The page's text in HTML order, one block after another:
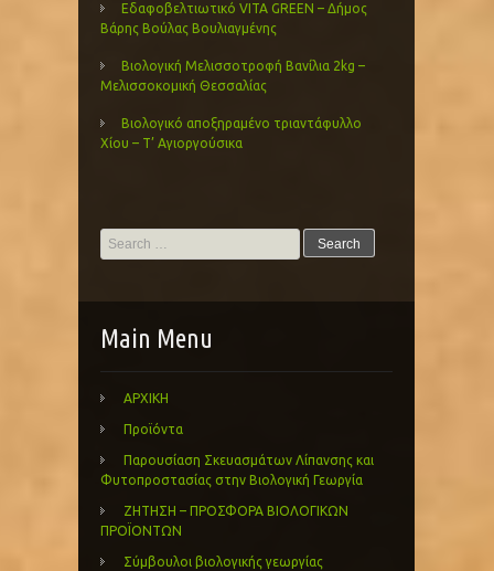
Εδαφοβελτιωτικό VITA GREEN – Δήμος
Βάρης Βούλας Βουλιαγμένης
Βιολογική Μελισσοτροφή Βανίλια 2kg –
Μελισσοκομική Θεσσαλίας
Βιολογικό αποξηραμένο τριαντάφυλλο
Χίου – Τ’ Αγιοργούσικα
Search
for:
Main Menu
ΑΡΧΙΚΗ
Προϊόντα
Παρουσίαση Σκευασμάτων Λίπανσης και
Φυτοπροστασίας στην Βιολογική Γεωργία
ΖΗΤΗΣΗ – ΠΡΟΣΦΟΡΑ ΒΙΟΛΟΓΙΚΩΝ
ΠΡΟΪΟΝΤΩΝ
Σύμβουλοι βιολογικής γεωργίας